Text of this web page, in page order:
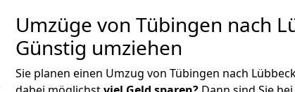
Umzüge von Tübingen nach
Günstig umziehen
Sie planen einen Umzug von Tübingen nach